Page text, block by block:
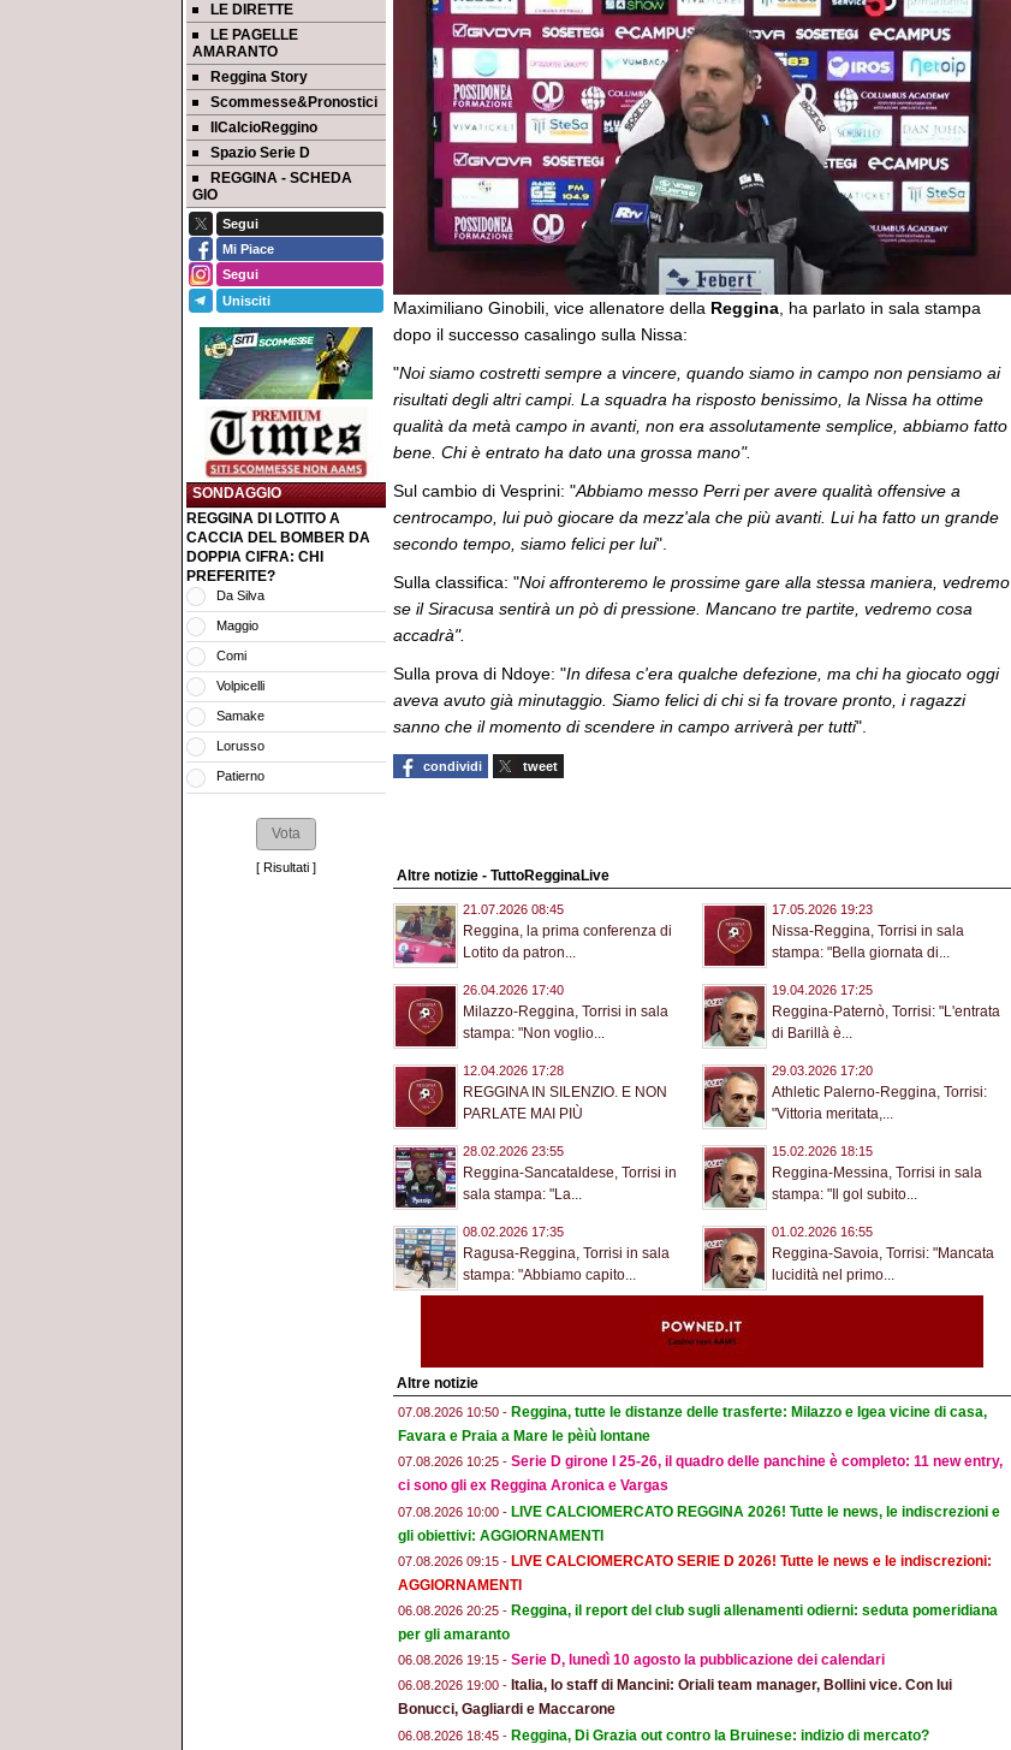
LE DIRETTE
LE PAGELLE
AMARANTO
Reggina Story
Scommesse&Pronostici
IlCalcioReggino
Spazio Serie D
REGGINA - SCHEDA
GIO
Segui
Mi Piace
Segui
Unisciti
SONDAGGIO
REGGINA DI LOTITO A
CACCIA DEL BOMBER DA
DOPPIA CIFRA: CHI
PREFERITE?
Da Silva
Maggio
Comi
Volpicelli
Samake
Lorusso
Patierno
[ Risultati ]
Maximiliano Ginobili, vice allenatore della Reggina , ha parlato in sala stampa
dopo il successo casalingo sulla Nissa:
"Noi siamo costretti sempre a vincere, quando siamo in campo non pensiamo ai
risultati degli altri campi. La squadra ha risposto benissimo, la Nissa ha ottime
qualità da metà campo in avanti, non era assolutamente semplice, abbiamo fatto
bene. Chi è entrato ha dato una grossa mano".
Sul cambio di Vesprini: "Abbiamo messo Perri per avere qualità offensive a
centrocampo, lui può giocare da mezz'ala che più avanti. Lui ha fatto un grande
secondo tempo, siamo felici per lui".
Sulla classifica: "Noi affronteremo le prossime gare alla stessa maniera, vedremo
se il Siracusa sentirà un pò di pressione. Mancano tre partite, vedremo cosa
accadrà".
Sulla prova di Ndoye: "In difesa c'era qualche defezione, ma chi ha giocato oggi
aveva avuto già minutaggio. Siamo felici di chi si fa trovare pronto, i ragazzi
sanno che il momento di scendere in campo arriverà per tutti".
condividi tweet
Altre notizie - TuttoRegginaLive
21.07.2026 08:45
Reggina, la prima conferenza di
Lotito da patron...
17.05.2026 19:23
Nissa-Reggina, Torrisi in sala
stampa: "Bella giornata di...
26.04.2026 17:40
Milazzo-Reggina, Torrisi in sala
stampa: "Non voglio...
19.04.2026 17:25
Reggina-Paternò, Torrisi: "L'entrata
di Barillà è...
12.04.2026 17:28
REGGINA IN SILENZIO. E NON
PARLATE MAI PIÙ
29.03.2026 17:20
Athletic Palerno-Reggina, Torrisi:
"Vittoria meritata,...
28.02.2026 23:55
Reggina-Sancataldese, Torrisi in
sala stampa: "La...
15.02.2026 18:15
Reggina-Messina, Torrisi in sala
stampa: "Il gol subito...
08.02.2026 17:35
Ragusa-Reggina, Torrisi in sala
stampa: "Abbiamo capito...
01.02.2026 16:55
Reggina-Savoia, Torrisi: "Mancata
lucidità nel primo...
Altre notizie
07.08.2026 10:50 - Reggina, tutte le distanze delle trasferte: Milazzo e Igea vicine di casa,
Favara e Praia a Mare le pèiù lontane
07.08.2026 10:25 - Serie D girone I 25-26, il quadro delle panchine è completo: 11 new entry,
ci sono gli ex Reggina Aronica e Vargas
07.08.2026 10:00 - LIVE CALCIOMERCATO REGGINA 2026! Tutte le news, le indiscrezioni e
gli obiettivi: AGGIORNAMENTI
07.08.2026 09:15 - LIVE CALCIOMERCATO SERIE D 2026! Tutte le news e le indiscrezioni:
AGGIORNAMENTI
06.08.2026 20:25 - Reggina, il report del club sugli allenamenti odierni: seduta pomeridiana
per gli amaranto
06.08.2026 19:15 - Serie D, lunedì 10 agosto la pubblicazione dei calendari
06.08.2026 19:00 - Italia, lo staff di Mancini: Oriali team manager, Bollini vice. Con lui
Bonucci, Gagliardi e Maccarone
06.08.2026 18:45 - Reggina, Di Grazia out contro la Bruinese: indizio di mercato?